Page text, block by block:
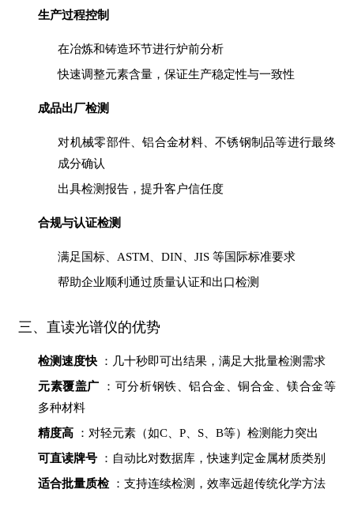
生产过程控制
在冶炼和铸造环节进行炉前分析
快速调整元素含量，保证生产稳定性与一致性
成品出厂检测
对机械零部件、铝合金材料、不锈钢制品等进行最终
成分确认
出具检测报告，提升客户信任度
合规与认证检测
满足国标、ASTM、DIN、JIS 等国际标准要求
帮助企业顺利通过质量认证和出口检测
三、直读光谱仪的优势
检测速度快 ：几十秒即可出结果，满足大批量检测需求
元素覆盖广
：可分析钢铁、铝合金、铜合金、镁合金等
多种材料
精度高 ：对轻元素（如C、P、S、B等）检测能力突出
可直读牌号 ：自动比对数据库，快速判定金属材质类别
适合批量质检 ：支持连续检测，效率远超传统化学方法